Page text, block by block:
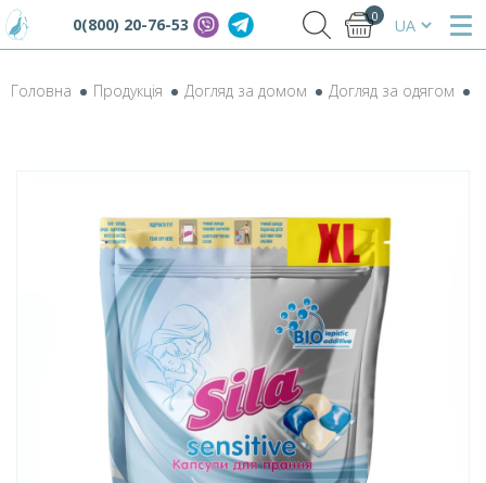
0(800) 20-76-53 0
Головна Продукція Догляд за домом Догляд за одягом